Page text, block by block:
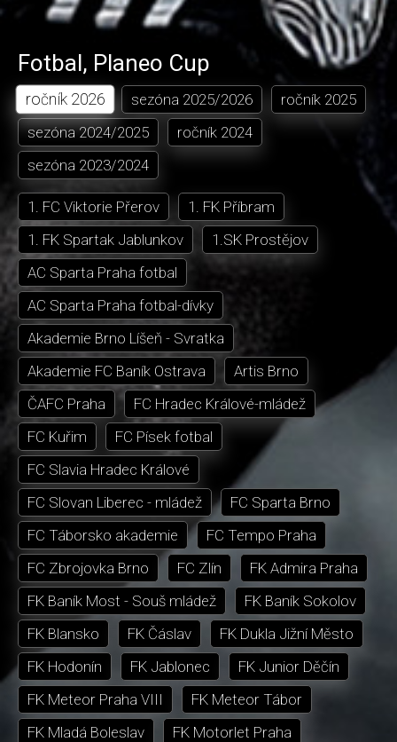
Fotbal, Planeo Cup
ročník 2026 sezóna 2025/2026 ročník 2025
sezóna 2024/2025 ročník 2024
sezóna 2023/2024
1. FC Viktorie Přerov
1. FK Příbram
1. FK Spartak Jablunkov
1.SK Prostějov
AC Sparta Praha fotbal
AC Sparta Praha fotbal-dívky
Akademie Brno Líšeň - Svratka
Akademie FC Baník Ostrava
Artis Brno
ČAFC Praha
FC Hradec Králové-mládež
FC Kuřim
FC Písek fotbal
FC Slavia Hradec Králové
FC Slovan Liberec - mládež
FC Sparta Brno
FC Táborsko akademie
FC Tempo Praha
FC Zbrojovka Brno
FC Zlín
FK Admira Praha
FK Baník Most - Souš mládež
FK Baník Sokolov
FK Blansko
FK Čáslav
FK Dukla Jižní Město
FK Hodonín
FK Jablonec
FK Junior Děčín
FK Meteor Praha VIII
FK Meteor Tábor
FK Mladá Boleslav
FK Motorlet Praha